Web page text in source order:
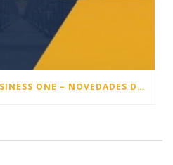
LISA WMS PARA SAP BUSINESS ONE – NOVEDADES DE LA VERSIÓN 25.4